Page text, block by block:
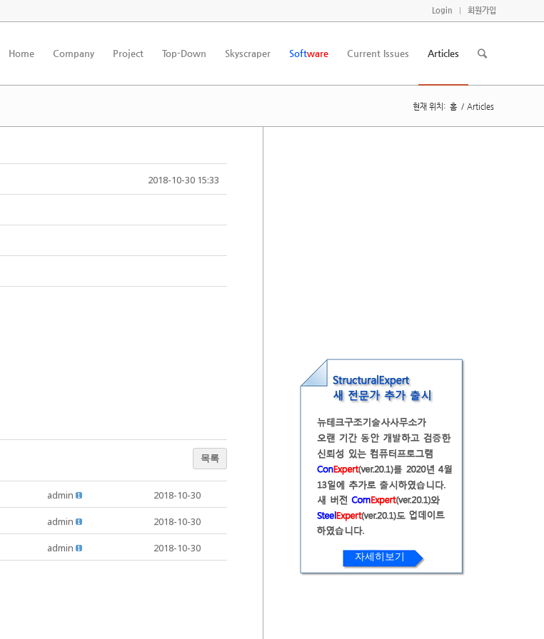
Login 회원가입
Home Company Project Top-Down Skyscraper Software Current Issues Articles
현재 위치: 홈 / Articles
2018-10-30 15:33
목록
admin 2018-10-30
admin 2018-10-30
admin 2018-10-30
자세히보기